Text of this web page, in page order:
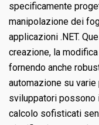
specificamente
manipolazione dei
applicazioni .NET.
creazione, la
fornendo anche
automazione su
sviluppatori possono
calcolo sofisticati